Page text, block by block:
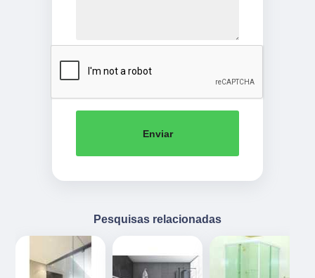
Enviar
Pesquisas relacionadas